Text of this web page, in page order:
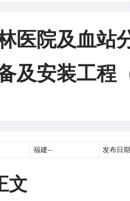
医院及血站
及安装工程
福建-- 发布日
文